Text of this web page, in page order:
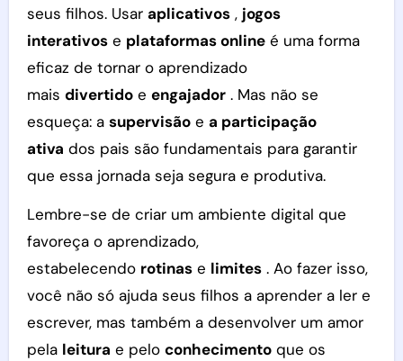
seus filhos. Usar aplicativos, jogos
interativose plataformas onlineé uma forma
eficaz de tornar o aprendizado
mais divertidoe engajador. Mas não se
esqueça: a supervisãoe a participação
ativa dos pais são fundamentais para garantir
que essa jornada seja segura e produtiva.
Lembre-se de criar um ambiente digital que
favoreça o aprendizado,
estabelecendo rotinase limites. Ao fazer isso,
você não só ajuda seus filhos a aprender a ler e
escrever, mas também a desenvolver um amor
pela leitura e pelo conhecimentoque os